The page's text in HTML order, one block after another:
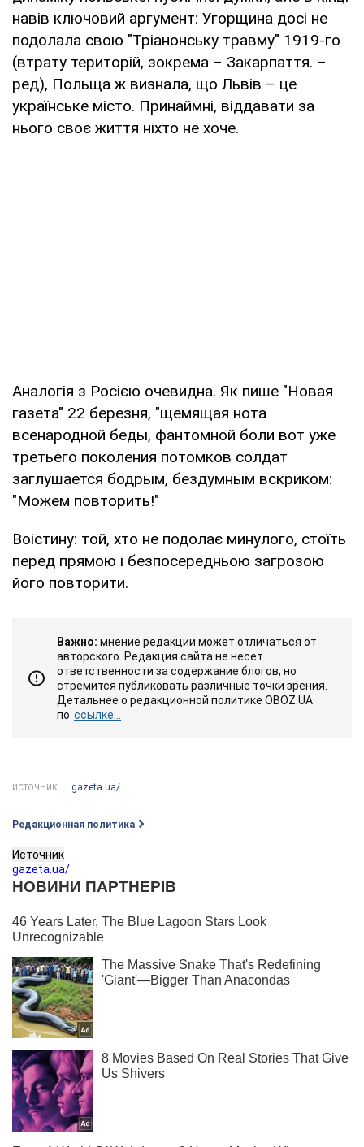
навів ключовий аргумент: Угорщина досі не
подолала свою "Тріанонську травму" 1919-го
(втрату територій, зокрема – Закарпаття. –
ред), Польща ж визнала, що Львів – це
українське місто. Принаймні, віддавати за
нього своє життя ніхто не хоче.
Аналогія з Росією очевидна. Як пише "Новая
газета" 22 березня, "щемящая нота
всенародной беды, фантомной боли вот уже
третьего поколения потомков солдат
заглушается бодрым, бездумным вскриком:
"Можем повторить!"
Воістину: той, хто не подолає минулого, стоїть
перед прямою і безпосередньою загрозою
його повторити.
Важно: мнение редакции может отличаться от
авторского. Редакция сайта не несет
ответственности за содержание блогов, но
стремится публиковать различные точки зрения.
Детальнее о редакционной политике OBOZ.UA
по ссылке...
ИСТОЧНИК: gazeta.ua/
Редакционная политика
Источник
gazeta.ua/